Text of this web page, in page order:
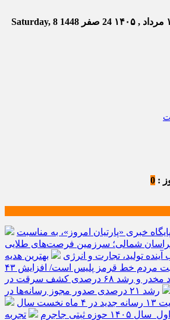
24 صفر 1448
Saturday, 8
:
0
خبری «پارتیان امروز»، به مناسبت
شمالی؛ سرزمین فرصت‌های طلایی
تولید، تجارت و انرژی
بهترین هدیه
امنیت مردم خط قرمز پلیس است/ افزایش ۴۳
درصدی کشفیات مواد مخدر و رشد ۶۸ درصدی کشف سرقت در
رشد ۲۱ درصدی صدور مجوز رسانه‌ها در
سال
ثبتی جاجرم
تجربه